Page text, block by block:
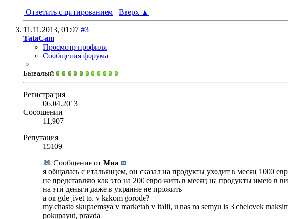
Ответить с цитированием
Вверх ▲
11.11.2013, 01:07 #3
TataCam
Просмотр профиля
Сообщения форума
Бывалый
Регистрация
06.04.2013
Сообщений
11,907
Репутация
15109
Сообщение от Миа
я общалась с итальянцем, он сказал на продукты уходит в месяц 1000
не представляю как это на 200 евро жить в месяц на продукты имею в
на эти деньги даже в украине не прожить
a on gde jivet to, v kakom gorode?
my chasto skupaemsya v marketah v italii, u nas na semyu is 3 chelovek
pokupayut, pravda